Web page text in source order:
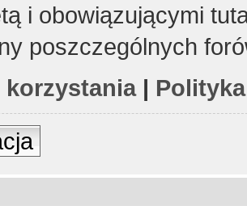
i obowiązującymi
poszczególnych
korzystania|